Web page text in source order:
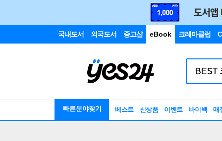
국내도서 외국도서 중고샵 eBook 크레마클럽
빠른분야찾기 베스트 신상품 이벤트 바이백 매